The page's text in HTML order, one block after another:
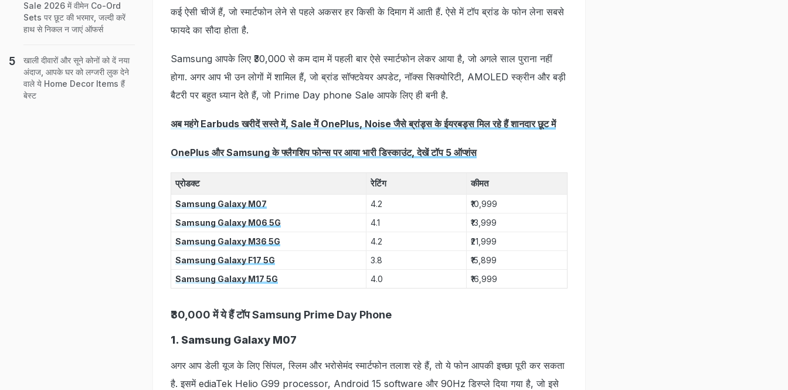
कई ऐसी चीजें हैं, जो स्‍मार्टफोन लेने से पहले अकसर हर किसी के दिमाग में आती हैं. ऐसे में टॉप ब्रांड के फोन लेना सबसे
फायदे का सौदा होता है.
Samsung आपके लिए ₹30,000 से कम दाम में पहली बार ऐसे स्मार्टफोन लेकर आया है, जो अगले साल पुराना नहीं
होगा. अगर आप भी उन लोगों में शामिल हैं, जो ब्रांड सॉफ्टवेयर अपडेट, नॉक्स सिक्योरिटी, AMOLED स्क्रीन और बड़ी
बैटरी पर बहुत ध्यान देते हैं, जो Prime Day phone Sale आपके लिए ही बनी है.
अब महंगे Earbuds खरीदें सस्ते में, Sale में OnePlus, Noise जैसे ब्रांड्स के ईयरबड्स मिल रहे हैं शानदार छूट में
OnePlus और Samsung के फ्लैगशिप फोन्स पर आया भारी डिस्काउंट, देखें टॉप 5 ऑप्शंस
प्रोडक्‍ट रेटिंग कीमत
Samsung Galaxy M07 4.2
₹10,999
Samsung Galaxy M06 5G
4.1
₹13,999
Samsung Galaxy M36 5G
4.2
₹21,999
Samsung Galaxy F17 5G
3.8
₹15,899
Samsung Galaxy M17 5G
4.0 ₹16,999
₹30,000 में ये हैं टॉप Samsung Prime Day Phone
1. Samsung Galaxy M07
अगर आप डेली यूज के लिए सिंपल, स्लिम और भरोसेमंद स्‍मार्टफोन तलाश रहे हैं, तो ये फोन आपकी इच्‍छा पूरी कर सकता
है. इसमें ediaTek Helio G99 processor, Android 15 software और 90Hz डिस्‍प्‍ले दिया गया है, जो इसे
Sale 2026 में वीमेन Co-Ord
Sets पर छूट की भरमार, जल्दी करें
हाथ से निकल न जाएं ऑफर्स
खाली दीवारों और सूने कोनों को दें नया
अंदाज, आपके घर को लग्जरी लुक देने
वाले ये Home Decor Items हैं
बेस्ट